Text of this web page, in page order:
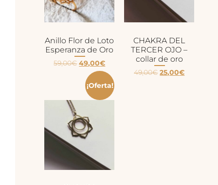
Anillo Flor de Loto
Esperanza de Oro
59,00€ 49,00€
CHAKRA DEL
TERCER OJO –
collar de oro
49,00€ 25,00€
¡Oferta!